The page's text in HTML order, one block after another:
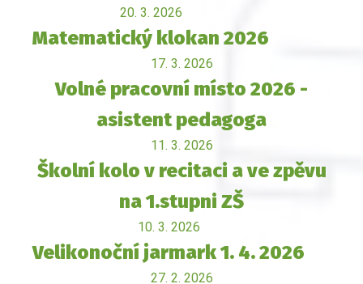
20. 3. 2026
Matematický klokan 2026
17. 3. 2026
Volné pracovní místo 2026 -
asistent pedagoga
11. 3. 2026
Školní kolo v recitaci a ve zpěvu
na 1.stupni ZŠ
10. 3. 2026
Velikonoční jarmark 1. 4. 2026
27. 2. 2026